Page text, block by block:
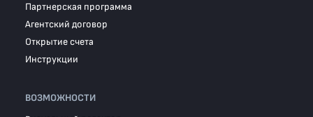
Партнерская программа
Агентский договор
Открытие счета
Инструкции
ВОЗМОЖНОСТИ